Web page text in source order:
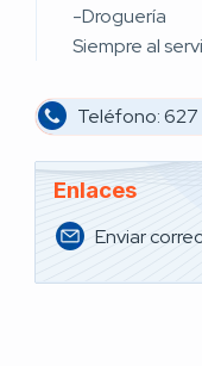
-Droguería
Siempre al
Teléfono:
Enlaces
Enviar